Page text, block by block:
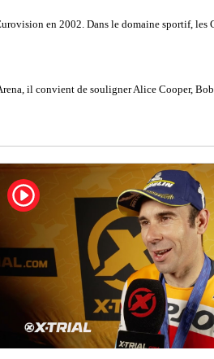
en 2002. Dans le domaine sportif,
il convient de souligner Alice Cooper,